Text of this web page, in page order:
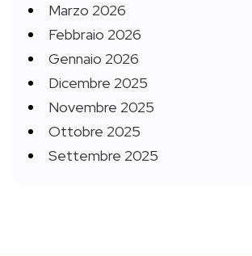
Marzo 2026
Febbraio 2026
Gennaio 2026
Dicembre 2025
Novembre 2025
Ottobre 2025
Settembre 2025